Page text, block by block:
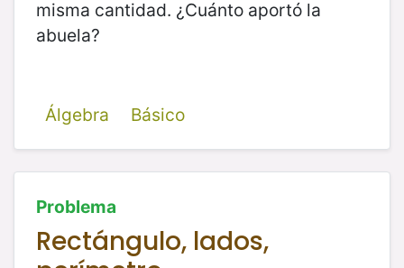
misma cantidad. ¿Cuánto aportó la
abuela?
Álgebra Básico
Problema
Rectángulo, lados,